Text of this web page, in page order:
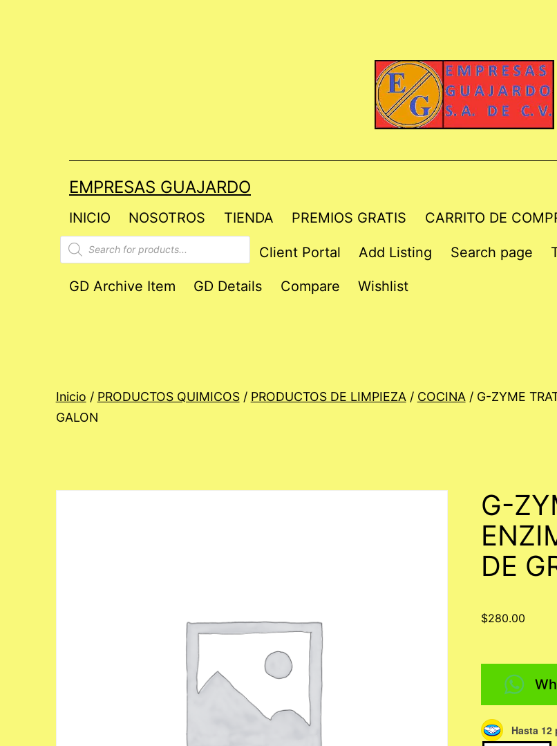
EMPRESAS GUAJARDO
INICIO NOSOTROS TIENDA PREMIOS GRATIS CARRITO DE
Products
search
Client Portal Add Listing Search page
GD Archive Item GD Details Compare Wishlist
Inicio / PRODUCTOS QUIMICOS/ PRODUCTOS DE LIMPIEZA/ COCINA/ G-ZYME
GALON
G-
DE
$280.00
Hasta